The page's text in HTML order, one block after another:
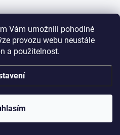
Vám umožnili pohodlné
provozu webu neustále
a použitelnost.